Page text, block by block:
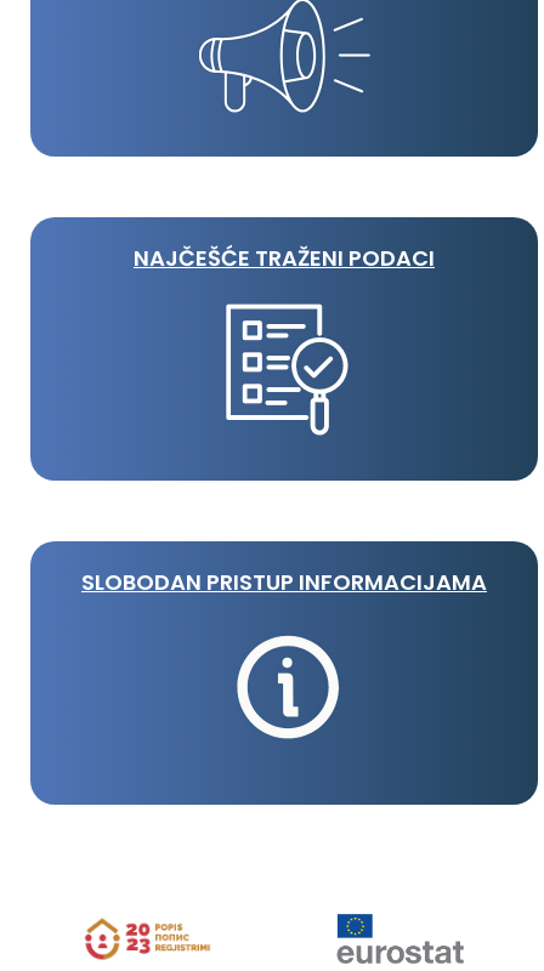
NAJČEŠĆE TRAŽENI PODACI
SLOBODAN PRISTUP INFORMACIJAMA